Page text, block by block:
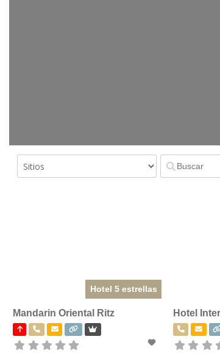
Hotel 5 estrellas
Mandarin Oriental Ritz Hotel